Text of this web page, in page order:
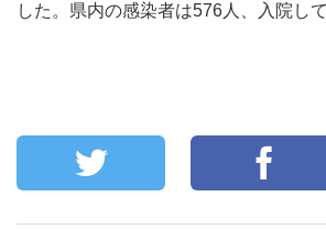
した。県内の感染者は576人、入院し